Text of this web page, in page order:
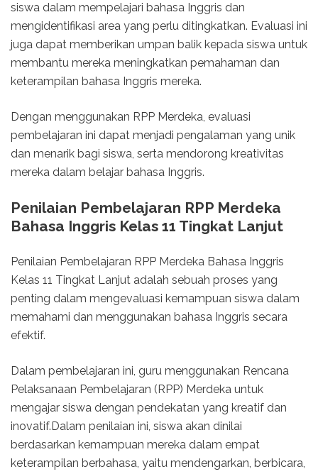
siswa dalam mempelajari bahasa Inggris dan
mengidentifikasi area yang perlu ditingkatkan. Evaluasi ini
juga dapat memberikan umpan balik kepada siswa untuk
membantu mereka meningkatkan pemahaman dan
keterampilan bahasa Inggris mereka.
Dengan menggunakan RPP Merdeka, evaluasi
pembelajaran ini dapat menjadi pengalaman yang unik
dan menarik bagi siswa, serta mendorong kreativitas
mereka dalam belajar bahasa Inggris.
Penilaian Pembelajaran RPP Merdeka
Bahasa Inggris Kelas 11 Tingkat Lanjut
Penilaian Pembelajaran RPP Merdeka Bahasa Inggris
Kelas 11 Tingkat Lanjut adalah sebuah proses yang
penting dalam mengevaluasi kemampuan siswa dalam
memahami dan menggunakan bahasa Inggris secara
efektif.
Dalam pembelajaran ini, guru menggunakan Rencana
Pelaksanaan Pembelajaran (RPP) Merdeka untuk
mengajar siswa dengan pendekatan yang kreatif dan
inovatif.Dalam penilaian ini, siswa akan dinilai
berdasarkan kemampuan mereka dalam empat
keterampilan berbahasa, yaitu mendengarkan, berbicara,